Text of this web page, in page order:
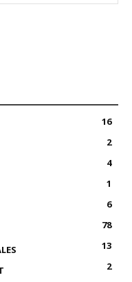
16
2
4
1
6
78
13
2